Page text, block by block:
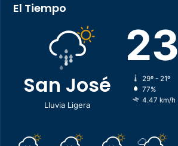
El Tiempo
San José
Lluvia Ligera
23
29º - 21º
77%
4.47 km/h